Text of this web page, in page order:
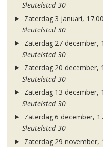
Sleutelstad 30
Zaterdag 3 januari,
Sleutelstad 30
Zaterdag 27 december,
Sleutelstad 30
Zaterdag 20 december,
Sleutelstad 30
Zaterdag 13 december,
Sleutelstad 30
Zaterdag 6 december,
Sleutelstad 30
Zaterdag 29 november,